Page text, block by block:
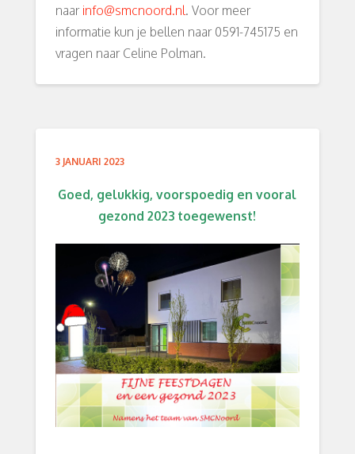
naar info@smcnoord.nl. Voor meer
informatie kun je bellen naar 0591-745175 en
vragen naar Celine Polman.
3 JANUARI 2023
Goed, gelukkig, voorspoedig en vooral
gezond 2023 toegewenst!